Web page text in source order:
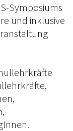
Symposiums
und inklusive